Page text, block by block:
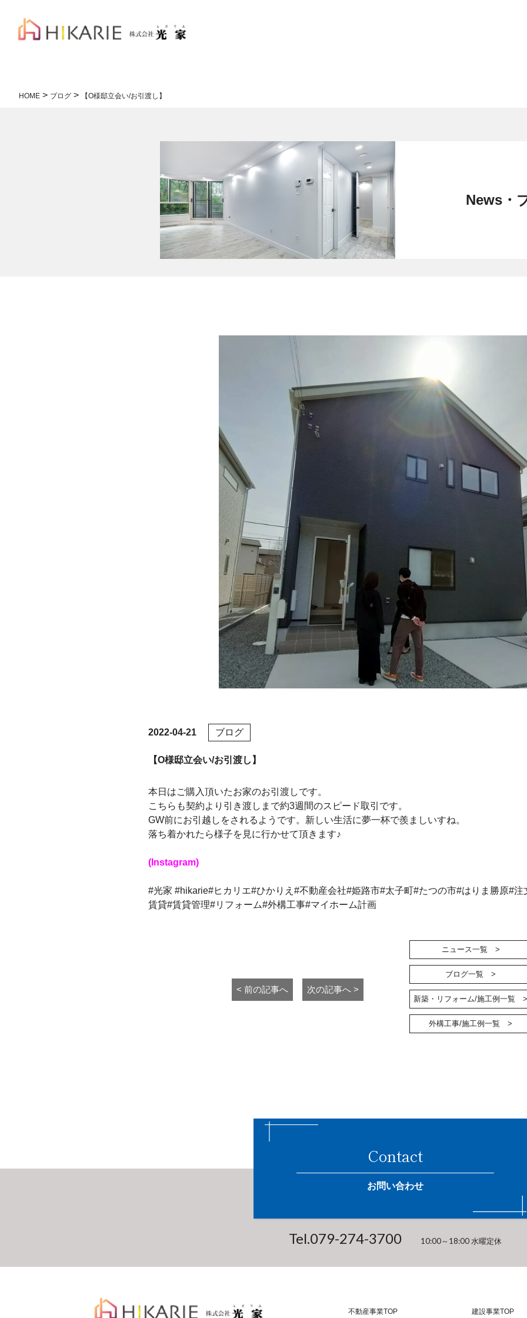
HOME > ブログ > 【O様邸立会い/お引渡し】
News・
2022-04-21 ブログ
【O様邸立会い/お引渡し】
本日はご購入頂いたお家のお引渡しです。
こちらも契約より引き渡しまで約3週間のスピード取引です。
GW前にお引越しをされるようです。新しい生活に夢一杯で羨ましいすね。
落ち着かれたら様子を見に行かせて頂きます♪
(Instagram)
#光家 #hikarie#ヒカリエ#ひかりえ#不動産会社#姫路市#太子町#たつの市#はりま勝原#
賃貸#賃貸管理#リフォーム#外構工事#マイホーム計画
投
< 前の記事へ 次の記事へ >
ニュース一覧 >
ブログ一覧 >
新築・リフォーム/施工例一覧 >
外構工事/施工例一覧 >
Contact
お問い合わせ
Tel.079-274-3700 10:00～18:00 水曜定休
不動産事業TOP 建設事業TOP